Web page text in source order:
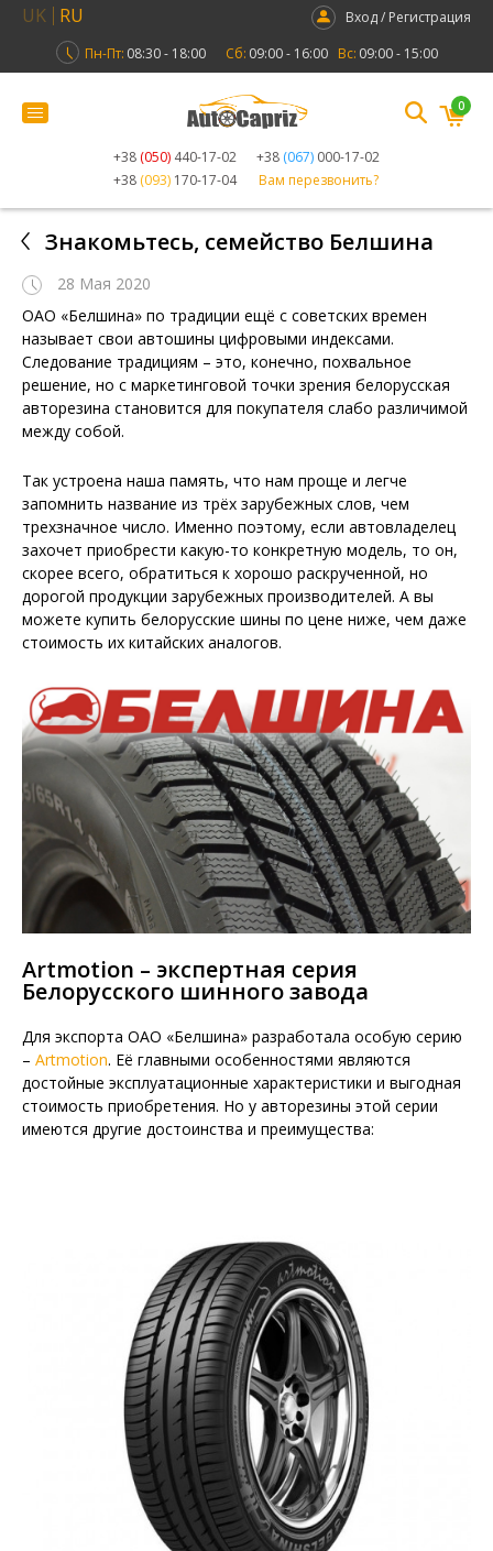
UK RU
Вход / Регистрация
Пн-Пт: 08:30 - 18:00 Сб: 09:00 - 16:00 Вс: 09:00 - 15:00
+38 (050) 440-17-02 +38 (067) 000-17-02
+38 (093) 170-17-04 Вам перезвонить?
0
Знакомьтесь, семейство Белшина
28 Мая 2020
ОАО «Белшина» по традиции ещё с советских времен
называет свои автошины цифровыми индексами.
Следование традициям – это, конечно, похвальное
решение, но с маркетинговой точки зрения белорусская
авторезина становится для покупателя слабо различимой
между собой.
Так устроена наша память, что нам проще и легче
запомнить название из трёх зарубежных слов, чем
трехзначное число. Именно поэтому, если автовладелец
захочет приобрести какую-то конкретную модель, то он,
скорее всего, обратиться к хорошо раскрученной, но
дорогой продукции зарубежных производителей. А вы
можете купить белорусские шины по цене ниже, чем даже
стоимость их китайских аналогов.
Artmotion – экспертная серия
Белорусского шинного завода
Для экспорта ОАО «Белшина» разработала особую серию
– Artmotion. Её главными особенностями являются
достойные эксплуатационные характеристики и выгодная
стоимость приобретения. Но у авторезины этой серии
имеются другие достоинства и преимущества: